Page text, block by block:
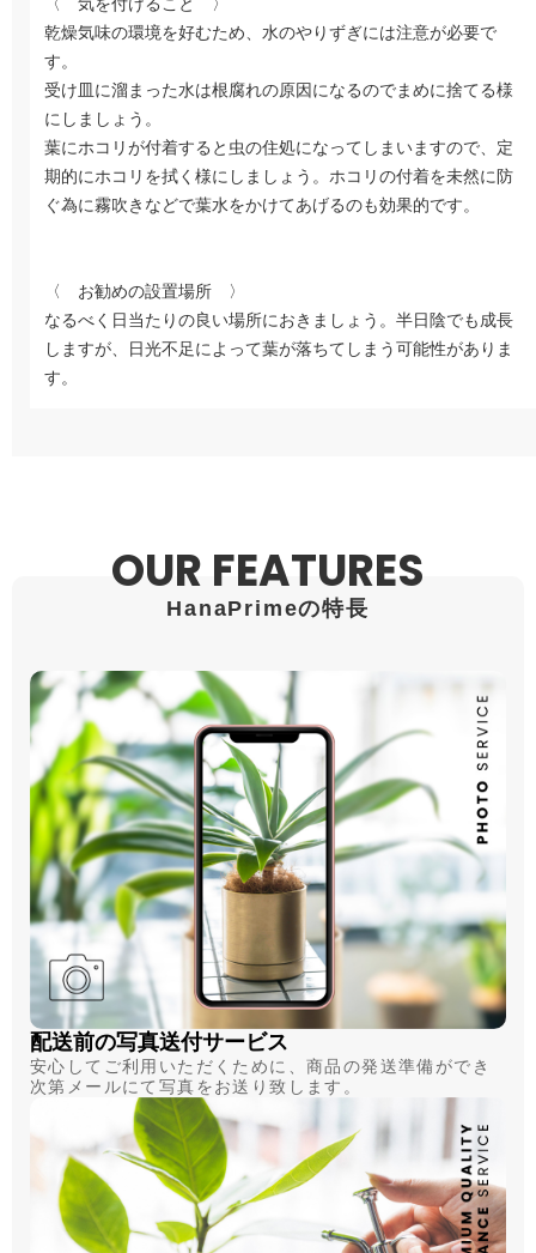
〈 気を付けること 〉
乾燥気味の環境を好むため、水のやりずぎには注意が必要で
す。
受け皿に溜まった水は根腐れの原因になるのでまめに捨てる様
にしましょう。
葉にホコリが付着すると虫の住処になってしまいますので、定
期的にホコリを拭く様にしましょう。ホコリの付着を未然に防
ぐ為に霧吹きなどで葉水をかけてあげるのも効果的です。
〈 お勧めの設置場所 〉
なるべく日当たりの良い場所におきましょう。半日陰でも成長
しますが、日光不足によって葉が落ちてしまう可能性がありま
す。
OUR FEATURES
HanaPrimeの特長
配送前の写真送付サービス
安心してご利用いただくために、商品の発送準備ができ
次第メールにて写真をお送り致します。